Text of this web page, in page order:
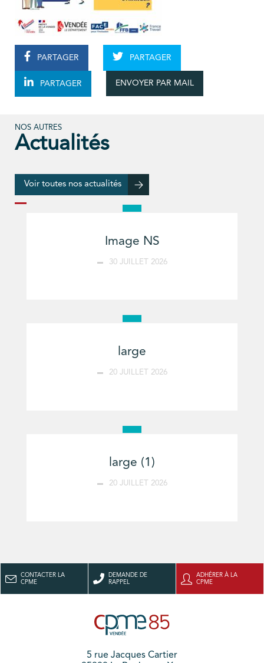
PARTAGER PARTAGER
PARTAGER ENVOYER PAR MAIL
NOS AUTRES
Actualités
Voir toutes nos actualités
Image NS
30 JUILLET 2026
large
20 JUILLET 2026
large (1)
20 JUILLET 2026
CONTACTER LA
CPME
DEMANDE DE
RAPPEL
ADHÉRER À LA
CPME
5 rue Jacques Cartier